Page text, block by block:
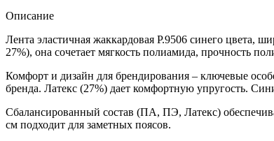
Описание
Лента эластичная жаккардовая Р.9506 синего цвета,
27%), она сочетает мягкость полиамида, прочность
Комфорт и дизайн для брендирования – ключевые
бренда. Латекс (27%) дает комфортную упругость.
Сбалансированный состав (ПА, ПЭ, Латекс)
см подходит для заметных поясов.